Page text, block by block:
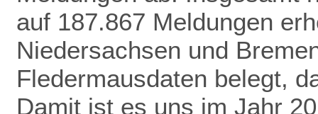
auf 187.867 Meldungen
Niedersachsen und
Fledermausdaten belegt,
Damit ist es uns im Jahr